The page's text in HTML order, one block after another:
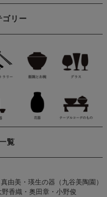
ゴリー
覧
由美 ・ 瑛生の器（九谷美陶園）
野香織 ・ 奥田章 ・ 小野俊